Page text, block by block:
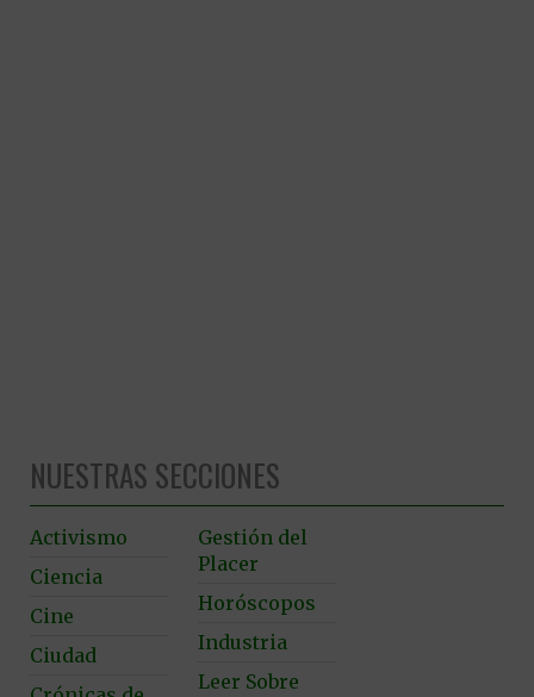
NUESTRAS SECCIONES
Activismo
Ciencia
Cine
Ciudad
Gestión del
Placer
Horóscopos
Industria
Leer Sobre